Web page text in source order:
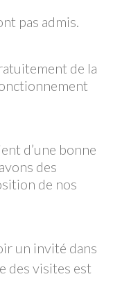
pas admis.
de la
d’une bonne
des
de nos
un invité dans
des visites est